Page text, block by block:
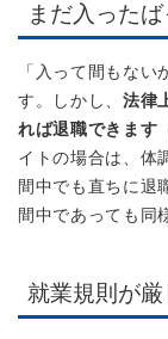
まだ入った
「入って間もな
す。しかし、法律
れば退職できます
イトの場合は、体
間中でも直ちに退
間中であっても同
就業規則が厳